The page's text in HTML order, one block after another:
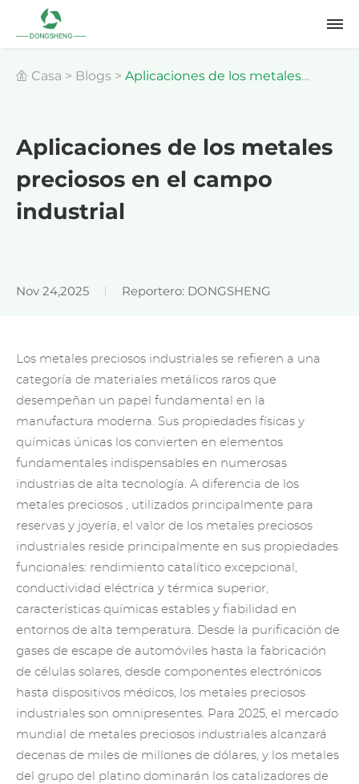
Casa > Blogs > Aplicaciones de los metales
Aplicaciones de los metales
preciosos en el campo
industrial
Nov 24,2025 Reportero: DONGSHENG
Los metales preciosos industriales se refieren a una
categoría de materiales metálicos raros que
desempeñan un papel fundamental en la
manufactura moderna. Sus propiedades físicas y
químicas únicas los convierten en elementos
fundamentales indispensables en numerosas
industrias de alta tecnología. A diferencia de los
metales preciosos , utilizados principalmente para
reservas y joyería, el valor de los metales preciosos
industriales reside principalmente en sus propiedades
funcionales: rendimiento catalítico excepcional,
conductividad eléctrica y térmica superior,
características químicas estables y fiabilidad en
entornos de alta temperatura. Desde la purificación de
gases de escape de automóviles hasta la fabricación
de células solares, desde componentes electrónicos
hasta dispositivos médicos, los metales preciosos
industriales son omnipresentes. Para 2025, el mercado
mundial de metales preciosos industriales alcanzará
decenas de miles de millones de dólares, y los metales
del grupo del platino dominarán los catalizadores de